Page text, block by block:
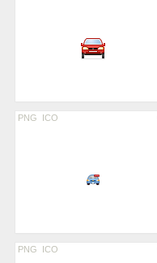
PNG ICO
PNG ICO